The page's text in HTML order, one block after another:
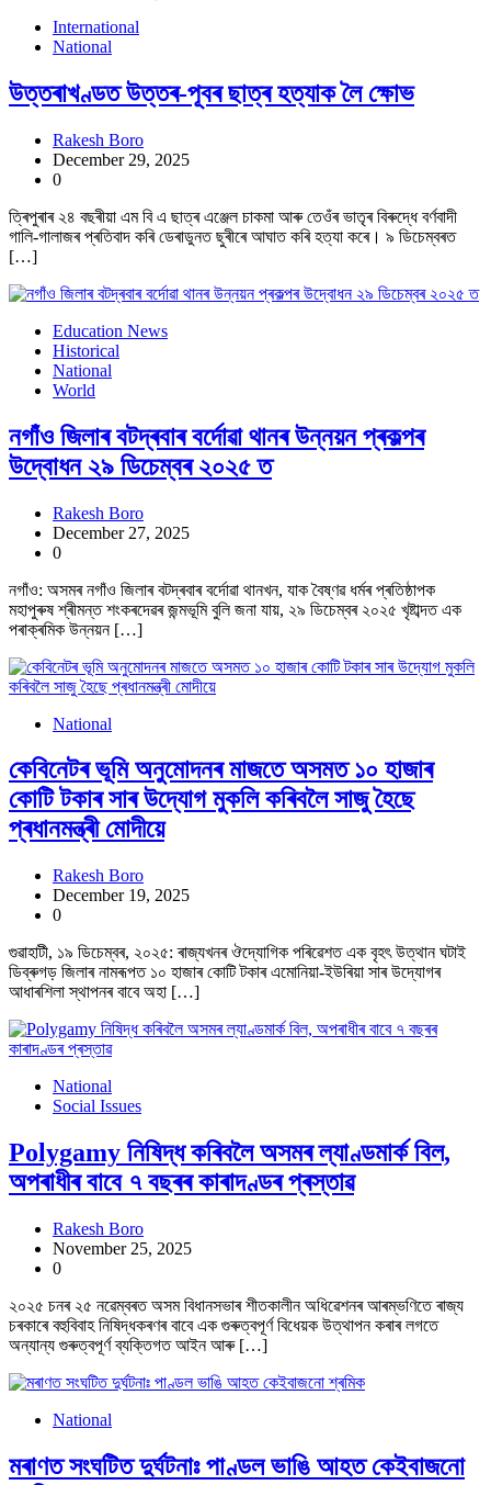
International
National
উত্তৰাখণ্ডত উত্তৰ-পূবৰ ছাত্ৰ হত্যাক লৈ ক্ষোভ
Rakesh Boro
December 29, 2025
0
ত্ৰিপুৰাৰ ২৪ বছৰীয়া এম বি এ ছাত্ৰ এঞ্জেল চাকমা আৰু তেওঁৰ ভাতৃৰ বিৰুদ্ধে বৰ্ণবাদী
গালি-গালাজৰ প্ৰতিবাদ কৰি ডেৰাডুনত ছুৰীৰে আঘাত কৰি হত্যা কৰে। ৯ ডিচেম্বৰত
[…]
Education News
Historical
National
World
নগাঁও জিলাৰ বটদ্ৰবাৰ বৰ্দোৱা থানৰ উন্নয়ন প্ৰকল্পৰ
উদ্বোধন ২৯ ডিচেম্বৰ ২০২৫ ত
Rakesh Boro
December 27, 2025
0
নগাঁও: অসমৰ নগাঁও জিলাৰ বটদ্ৰবাৰ বৰ্দোৱা থানখন, যাক বৈষ্ণৱ ধৰ্মৰ প্ৰতিষ্ঠাপক
মহাপুৰুষ শ্ৰীমন্ত শংকৰদেৱৰ জন্মভূমি বুলি জনা যায়, ২৯ ডিচেম্বৰ ২০২৫ খৃষ্টাব্দত এক
পৰাক্ৰমিক উন্নয়ন […]
National
কেবিনেটৰ ভূমি অনুমোদনৰ মাজতে অসমত ১০ হাজাৰ
কোটি টকাৰ সাৰ উদ্যোগ মুকলি কৰিবলৈ সাজু হৈছে
প্ৰধানমন্ত্ৰী মোদীয়ে
Rakesh Boro
December 19, 2025
0
গুৱাহাটী, ১৯ ডিচেম্বৰ, ২০২৫: ৰাজ্যখনৰ ঔদ্যোগিক পৰিৱেশত এক বৃহৎ উত্থান ঘটাই
ডিব্ৰুগড় জিলাৰ নামৰূপত ১০ হাজাৰ কোটি টকাৰ এমোনিয়া-ইউৰিয়া সাৰ উদ্যোগৰ
আধাৰশিলা স্থাপনৰ বাবে অহা […]
National
Social Issues
Polygamy নিষিদ্ধ কৰিবলৈ অসমৰ ল্যাণ্ডমাৰ্ক বিল,
অপৰাধীৰ বাবে ৭ বছৰৰ কাৰাদণ্ডৰ প্ৰস্তাৱ
Rakesh Boro
November 25, 2025
0
২০২৫ চনৰ ২৫ নৱেম্বৰত অসম বিধানসভাৰ শীতকালীন অধিৱেশনৰ আৰম্ভণিতে ৰাজ্য
চৰকাৰে বহুবিবাহ নিষিদ্ধকৰণৰ বাবে এক গুৰুত্বপূৰ্ণ বিধেয়ক উত্থাপন কৰাৰ লগতে
অন্যান্য গুৰুত্বপূৰ্ণ ব্যক্তিগত আইন আৰু […]
National
মৰাণত সংঘটিত দুৰ্ঘটনাঃ পাণ্ডল ভাঙি আহত কেইবাজনো